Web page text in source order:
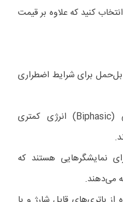
کنید که علاوه بر قیمت
برای شرایط اضطراری
نوع انرژی: دستگاه‌های دو‌ظرفیتی (Biphasic) انرژی کمتری
نمایشگرهایی هستند که
می‌دهند.